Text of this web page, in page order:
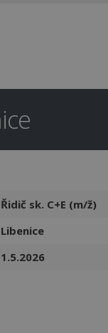
Řidič sk. C+E (m/ž)
Libenice
1.5.2026